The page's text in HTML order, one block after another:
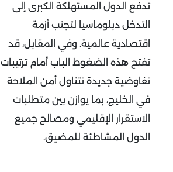
تدفع الدول المستهلكة الكبرى إلى
التدخل دبلوماسياً لتجنب أزمة
اقتصادية عالمية. وفي المقابل، قد
تفتح هذه الضغوط الباب أمام ترتيبات
تفاوضية جديدة تتناول أمن الملاحة
في الخليج، بما يوازن بين متطلبات
الاستقرار الإقليمي ومصالح جميع
الدول المشاطئة للمضيق.